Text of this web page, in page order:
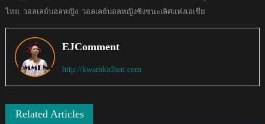
ไทย วอลเลย์บอลหญิง, วอลเลย์บอลหญิงชิงชนะเลิศแห่งเอเชีย
EJComment
http://kwamkidhen.com
Related Articles